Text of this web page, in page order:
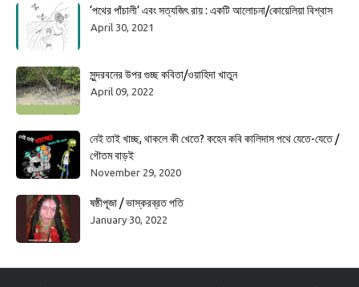
‘পথের পাঁচালী’ এবং সত্যজিৎ রায় : একটি আলোচনা/কোয়েলিয়া বিশ্বাস
April 30, 2021
সুন্দরবনের উপর গুচ্ছ কবিতা/ওয়াহিদা খাতুন
April 09, 2022
নেই তাই খাচ্ছ, থাকলে কী খেতে? কহেন কবি কালিদাস পথে যেতে-যেতে /
গৌতম বাড়ই
November 29, 2020
ষষ্ঠীপূজা / ভাস্করব্রত পতি
January 30, 2022